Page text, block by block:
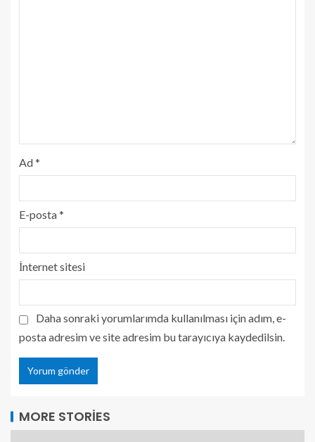
Ad*
E-posta*
İnternet sitesi
Daha sonraki yorumlarımda kullanılması için adım, e-
posta adresim ve site adresim bu tarayıcıya kaydedilsin.
MORE STORIES